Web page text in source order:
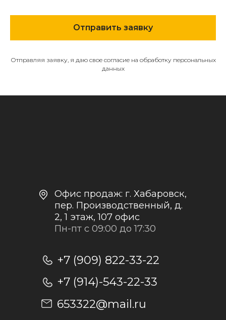
Отправить заявку
Отправляя заявку, я даю свое согласие на обработку персональных
данных
О компании
Контакты и реквизиты
Отправить заявку
Отправляя заявку, я даю согласие на
обработку персональных данных